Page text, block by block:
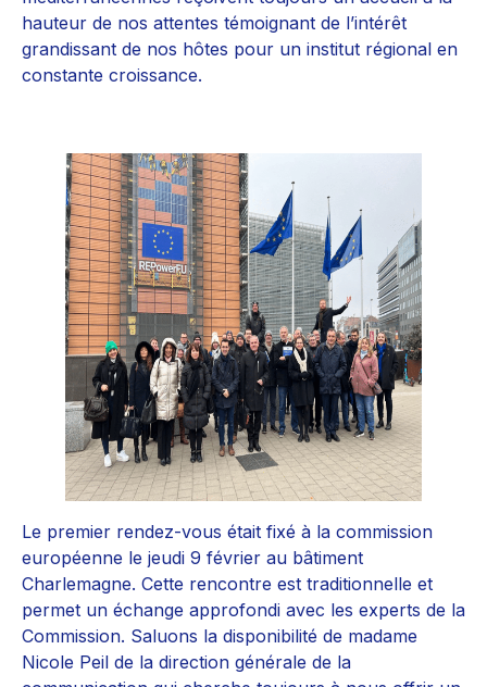
hauteur de nos attentes témoignant de l’intérêt
grandissant de nos hôtes pour un institut régional en
constante croissance.
Le premier rendez-vous était fixé à la commission
européenne le jeudi 9 février au bâtiment
Charlemagne. Cette rencontre est traditionnelle et
permet un échange approfondi avec les experts de la
Commission. Saluons la disponibilité de madame
Nicole Peil de la direction générale de la